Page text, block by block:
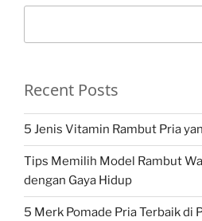
Recent Posts
5 Jenis Vitamin Rambut Pria
Tips Memilih Model Rambut
dengan Gaya Hidup
5 Merk Pomade Pria Terbaik di